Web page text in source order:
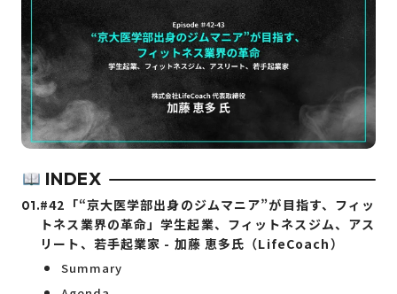
INDEX
#42「“京大医学部出身のジムマニア”が目指す、フィッ
トネス業界の革命」学生起業、フィットネスジム、アス
リート、若手起業家 - 加藤 恵多氏（LifeCoach）
Summary